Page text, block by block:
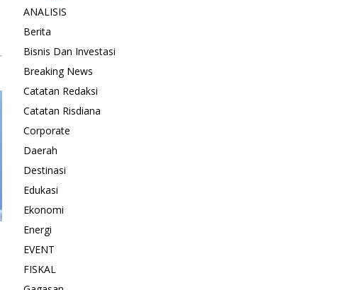
ANALISIS
Berita
Bisnis Dan Investasi
Breaking News
Catatan Redaksi
Catatan Risdiana
Corporate
Daerah
Destinasi
Edukasi
Ekonomi
Energi
EVENT
FISKAL